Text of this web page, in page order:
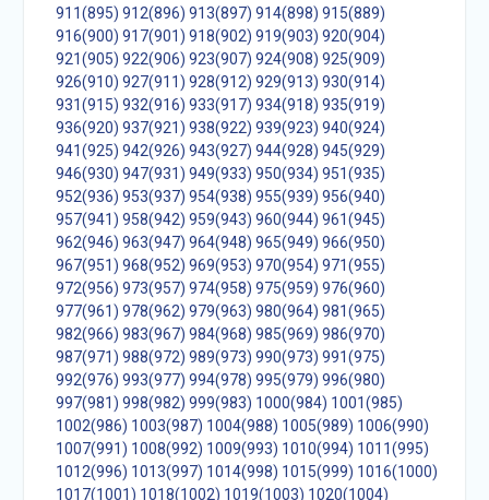
911(895) 912(896) 913(897) 914(898) 915(889)
916(900) 917(901) 918(902) 919(903) 920(904)
921(905) 922(906) 923(907) 924(908) 925(909)
926(910) 927(911) 928(912) 929(913) 930(914)
931(915) 932(916) 933(917) 934(918) 935(919)
936(920) 937(921) 938(922) 939(923) 940(924)
941(925) 942(926) 943(927) 944(928) 945(929)
946(930) 947(931) 949(933) 950(934) 951(935)
952(936) 953(937) 954(938) 955(939) 956(940)
957(941) 958(942) 959(943) 960(944) 961(945)
962(946) 963(947) 964(948) 965(949) 966(950)
967(951) 968(952) 969(953) 970(954) 971(955)
972(956) 973(957) 974(958) 975(959) 976(960)
977(961) 978(962) 979(963) 980(964) 981(965)
982(966) 983(967) 984(968) 985(969) 986(970)
987(971) 988(972) 989(973) 990(973) 991(975)
992(976) 993(977) 994(978) 995(979) 996(980)
997(981) 998(982) 999(983) 1000(984) 1001(985)
1002(986) 1003(987) 1004(988) 1005(989) 1006(990)
1007(991) 1008(992) 1009(993) 1010(994) 1011(995)
1012(996) 1013(997) 1014(998) 1015(999) 1016(1000)
1017(1001) 1018(1002) 1019(1003) 1020(1004)